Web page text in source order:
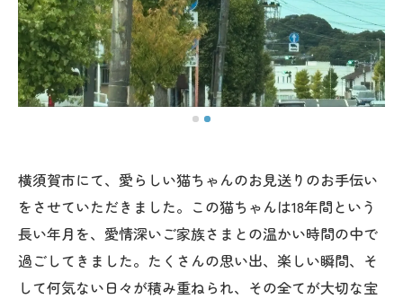
横須賀市にて、愛らしい猫ちゃんのお見送りのお手伝い
をさせていただきました。この猫ちゃんは18年間という
長い年月を、愛情深いご家族さまとの温かい時間の中で
過ごしてきました。たくさんの思い出、楽しい瞬間、そ
して何気ない日々が積み重ねられ、その全てが大切な宝